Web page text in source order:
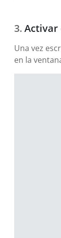
Activar
Una vez
en la